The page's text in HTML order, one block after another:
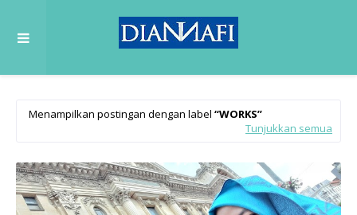
Menampilkan postingan dengan label WORKS
Tunjukkan semua